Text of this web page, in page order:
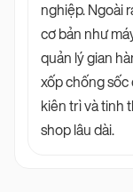
nghiệp. Ngoài
cơ bản như
quản lý gian
xốp chống sốc
kiên trì và tinh
shop lâu dài.